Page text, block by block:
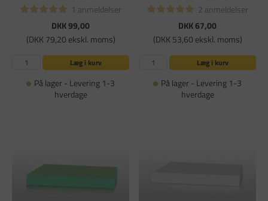
1 anmeldelser
DKK 99,00
(DKK 79,20 ekskl. moms)
Læg i kurv
På lager - Levering 1-3
hverdage
2 anmeldelser
DKK 67,00
(DKK 53,60 ekskl. moms)
Læg i kurv
På lager - Levering 1-3
hverdage